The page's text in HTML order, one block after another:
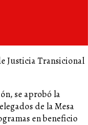
Justicia Transicional
se aprobó la
de la Mesa
en beneficio